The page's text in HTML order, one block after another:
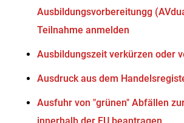
Ausbildungsvorbereitungg
Teilnahme anmelden
Ausbildungszeit verkürzen oder
Ausdruck aus dem
Ausfuhr von "grünen" Abfällen